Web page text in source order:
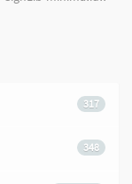
317
348